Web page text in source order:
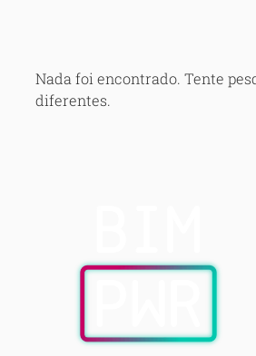
Nada foi encontrado. Tente
diferentes.